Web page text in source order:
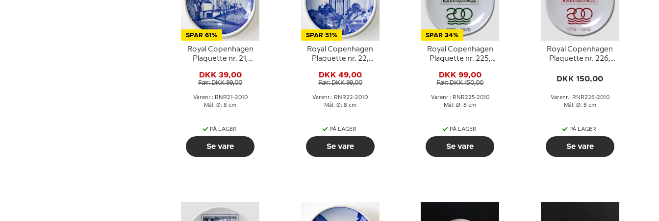
SPAR 61%
Royal Copenhagen
Plaquette nr. 21,
DKK 39,00
Før: DKK 99,00
Varenr.: RNR21-2010
Mål: Ø: 8 cm
PÅ LAGER
Se vare
SPAR 51%
Royal Copenhagen
Plaquette nr. 22,
DKK 49,00
Før: DKK 99,00
Varenr.: RNR22-2010
Mål: Ø: 8 cm
PÅ LAGER
Se vare
SPAR 34%
Royal Copenhagen
Plaquette nr. 225,
1775-1975
DKK 99,00
Før: DKK 150,00
Varenr.: RNR225-2010
Mål: Ø: 8 cm
PÅ LAGER
Se vare
Royal Copenhagen
Plaquette nr. 226,
1775-1975
DKK 150,00
Varenr.: RNR226-2010
Mål: Ø: 8 cm
PÅ LAGER
Se vare